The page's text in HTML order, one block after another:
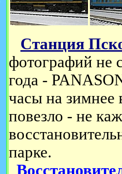
Станция
фотографий не
года -
часы на зимнее
повезло - не
парке.